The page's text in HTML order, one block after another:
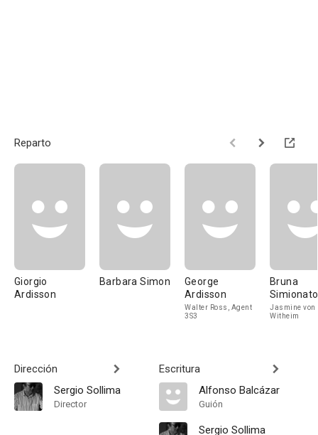
Reparto
Giorgio
Ardisson
Barbara Simon
George
Ardisson
Walter Ross, Agent
3S3
Bruna
Simionato
Jasmine von
Witheim
Dirección
Sergio Sollima
Director
Escritura
Alfonso Balcázar
Guión
Sergio Sollima